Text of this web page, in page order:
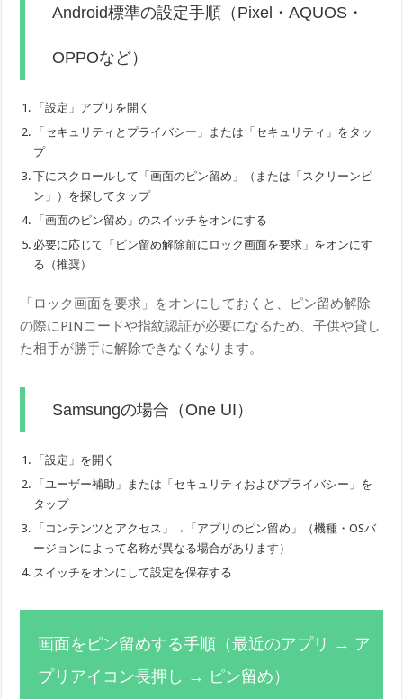
Android標準の設定手順（Pixel・AQUOS・
OPPOなど）
「設定」アプリを開く
「セキュリティとプライバシー」または「セキュリティ」をタッ
プ
下にスクロールして「画面のピン留め」（または「スクリーンピ
ン」）を探してタップ
「画面のピン留め」のスイッチをオンにする
必要に応じて「ピン留め解除前にロック画面を要求」をオンにす
る（推奨）
「ロック画面を要求」をオンにしておくと、ピン留め解除
の際にPINコードや指紋認証が必要になるため、子供や貸し
た相手が勝手に解除できなくなります。
Samsungの場合（One UI）
「設定」を開く
「ユーザー補助」または「セキュリティおよびプライバシー」を
タップ
「コンテンツとアクセス」→「アプリのピン留め」（機種・OSバ
ージョンによって名称が異なる場合があります）
スイッチをオンにして設定を保存する
画面をピン留めする手順（最近のアプリ → ア
プリアイコン長押し → ピン留め）